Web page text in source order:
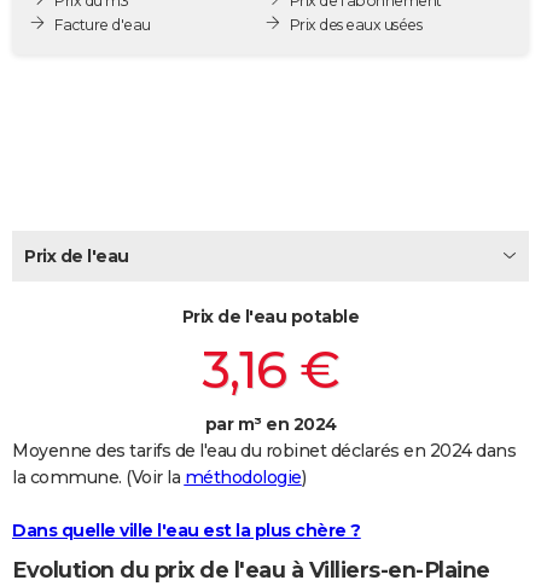
Destinations
City break
Voyage nature
Voyage de noces
Forum
Climat
PHOTO
Dictionnaire
Biographies
Citations
Expressions
Proverbes
Bricolage
Lifestyle
Culture
Sport
Auto
Television
Voyage
Cinema
Facture d'eau
Prix des eaux usées
Prix de l'eau
Prix de l'eau potable
3,16 €
par m³ en 2024
Moyenne des tarifs de l'eau du robinet déclarés en 2024 dans
la commune. (Voir la méthodologie)
Dans quelle ville l'eau est la plus chère ?
Evolution du prix de l'eau à Villiers-en-Plaine